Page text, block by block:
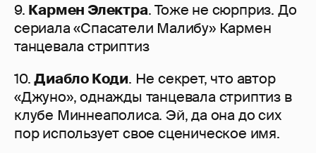
9. Кармен Электра. Тоже не сюрприз. До
сериала «Спасатели Малибу» Кармен
танцевала стриптиз
10.Диабло Коди. Не секрет, что автор
«Джуно», однажды танцевала стриптиз в
клубе Миннеаполиса. Эй, да она до сих
пор использует свое сценическое имя.